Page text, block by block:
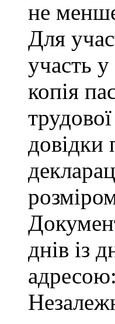
не
Для
участь
копія
довідки
днів із